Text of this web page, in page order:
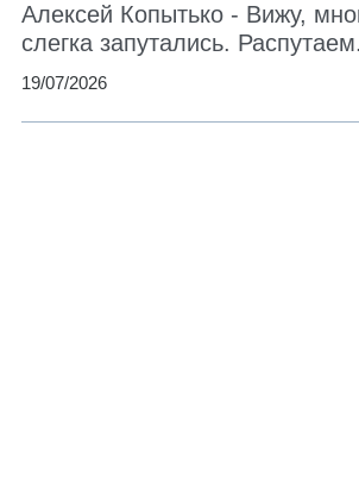
Алексей Копытько - Вижу,
слегка запутались. Распутаем.
19/07/2026